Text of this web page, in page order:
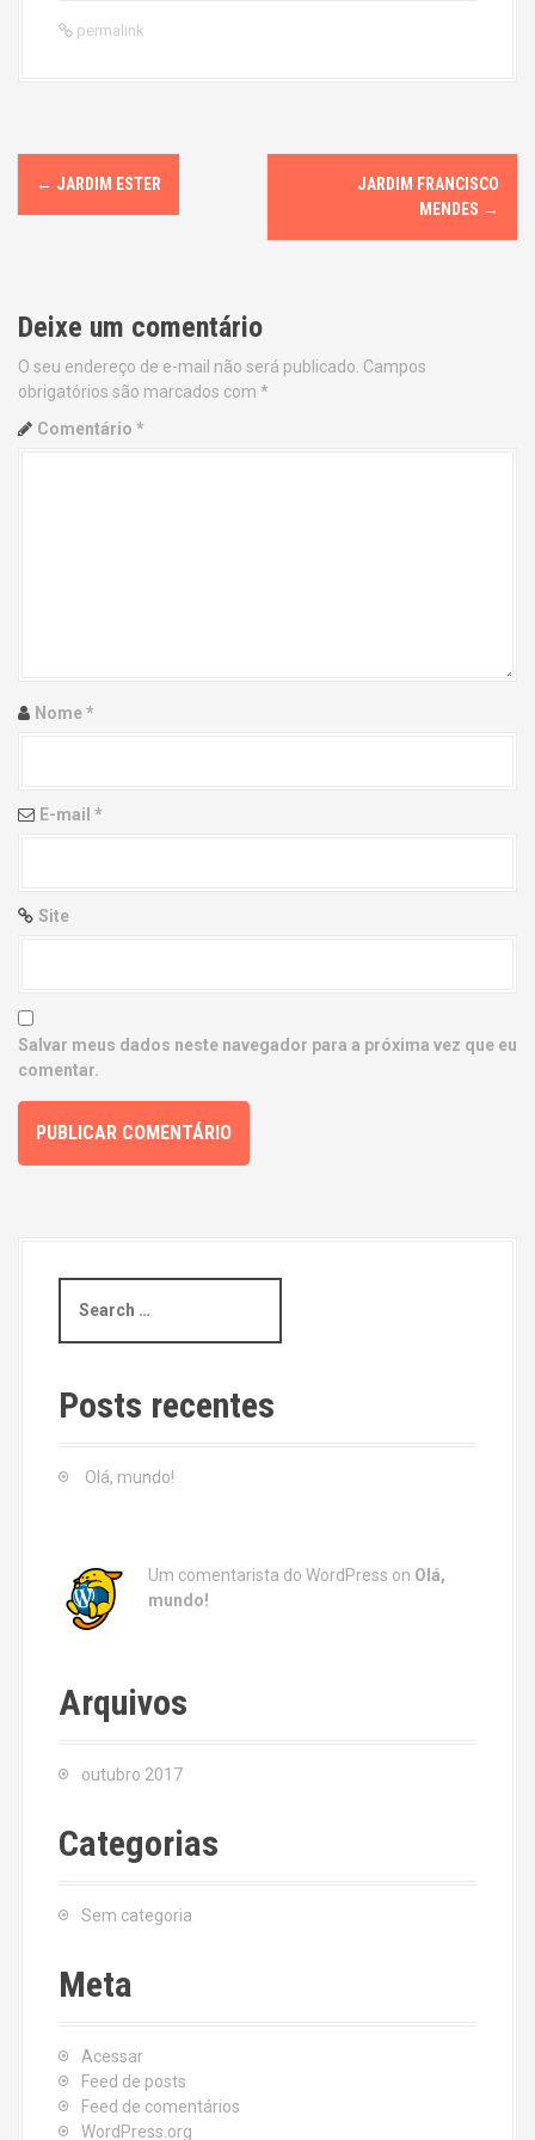
permalink
P
o
t
n
a
o
← JARDIM ESTER
JARDIM FRANCISCO
MENDES →
Deixe um comentário
O seu endereço de e-mail não será publicado. Campos
obrigatórios são marcados com *
Comentário *
Nome*
E-mail *
Site
Salvar meus dados neste navegador para a próxima vez que eu
comentar.
a
c
h
Posts recentes
Olá, mundo!
Um comentarista do WordPress on Olá,
mundo!
Arquivos
outubro 2017
Categorias
Sem categoria
Meta
Acessar
Feed de posts
Feed de comentários
WordPress.org